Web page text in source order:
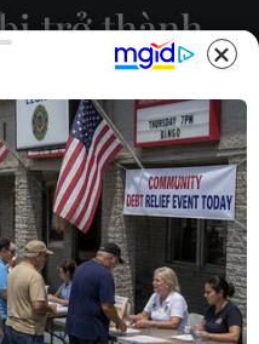
trở thành
Australia
Cup
23:50